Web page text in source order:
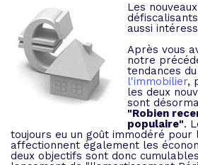
Les
aussi
Après vous
notre
tendances du
l'immobilier,
les deux
sont
"Robien
populaire".
toujours eu un goût immodéré pour
affectionnent également les
deux objectifs sont donc